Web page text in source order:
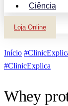
Ciência
Loja Online
Início
#ClinicExplica
Whey